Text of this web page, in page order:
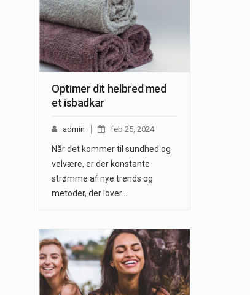
Optimer dit helbred med
et isbadkar
admin feb 25, 2024
Når det kommer til sundhed og
velvære, er der konstante
strømme af nye trends og
metoder, der lover…